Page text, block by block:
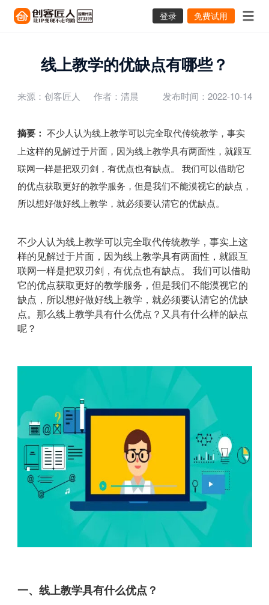
登录 免费试用
线上教学的优缺点有哪些？
来源：创客匠人 作者：清晨 发布时间：2022-10-14
摘要： 不少人认为线上教学可以完全取代传统教学，事实
上这样的见解过于片面，因为线上教学具有两面性，就跟互
联网一样是把双刃剑，有优点也有缺点。 我们可以借助它
的优点获取更好的教学服务，但是我们不能漠视它的缺点，
所以想好做好线上教学，就必须要认清它的优缺点。
不少人认为线上教学可以完全取代传统教学，事实上这
样的见解过于片面，因为线上教学具有两面性，就跟互
联网一样是把双刃剑，有优点也有缺点。 我们可以借助
它的优点获取更好的教学服务，但是我们不能漠视它的
缺点，所以想好做好线上教学，就必须要认清它的优缺
点。那么线上教学具有什么优点？又具有什么样的缺点
呢？
一、线上教学具有什么优点？